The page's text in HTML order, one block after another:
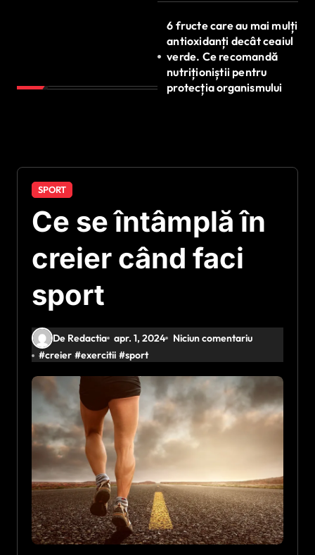
6 fructe care au mai mulți
antioxidanți decât ceaiul
verde. Ce recomandă
nutriționiștii pentru
protecția organismului
SPORT
Ce se întâmplă în
creier când faci
sport
De Redactia apr. 1, 2024
Niciun comentariu
#creier #exercitii #sport